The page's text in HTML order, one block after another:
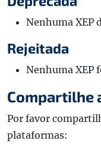
Nenhuma XEP
Rejeitada
Nenhuma XEP
Compartilhe
Por favor
plataformas: